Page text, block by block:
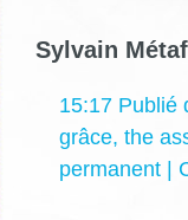
Sylvain
15:17 Publié
grâce, the
permanent |